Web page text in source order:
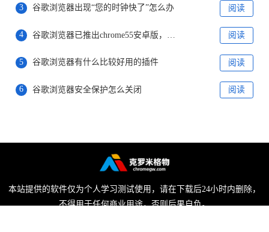
3 谷歌浏览器出现“您的时钟快了”怎么办 阅读
4 阅读
5 谷歌浏览器有什么比较好用的插件 阅读
6 谷歌浏览器安全保护怎么关闭 阅读
本站提供的软件仅为个人学习测试使用，请在下载后24小时内删除，
不得用于任何商业用途，否则后果自负。